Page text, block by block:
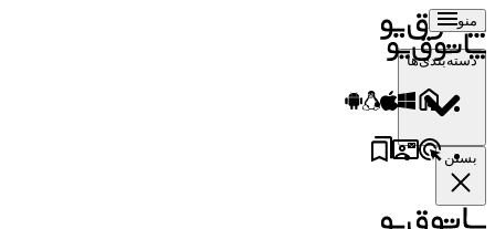
منو
دسته‌بندی‌ها
بستن